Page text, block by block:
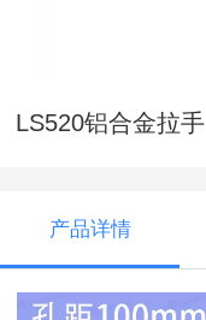
LS520铝合金拉手
产品详情